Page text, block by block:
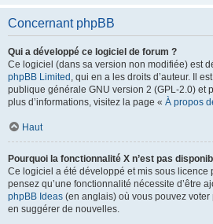
Concernant phpBB
Qui a développé ce logiciel de forum ?
Ce logiciel (dans sa version non modifiée) est
phpBB Limited , qui en a les droits d’auteur. Il
publique générale GNU version 2 (GPL-2.0) et
plus d’informations, visitez la page « À propos
Haut
Pourquoi la fonctionnalité X n’est pas
Ce logiciel a été développé et mis sous licence
pensez qu’une fonctionnalité nécessite d’être
phpBB Ideas (en anglais) où vous pouvez
en suggérer de nouvelles.